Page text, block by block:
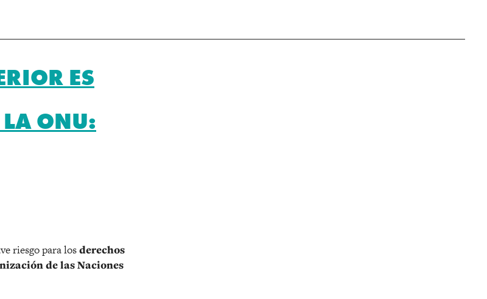
ES
LA ONU:
riesgo para losderechos
de las Naciones